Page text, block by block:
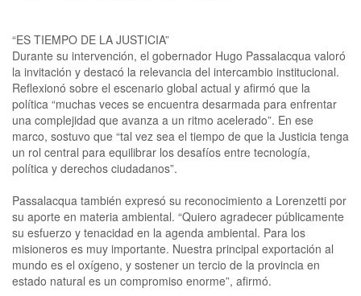
“ES TIEMPO DE LA JUSTICIA”
Durante su intervención, el gobernador Hugo Passalacqua valoró
la invitación y destacó la relevancia del intercambio institucional.
Reflexionó sobre el escenario global actual y afirmó que la
política “muchas veces se encuentra desarmada para enfrentar
una complejidad que avanza a un ritmo acelerado”. En ese
marco, sostuvo que “tal vez sea el tiempo de que la Justicia tenga
un rol central para equilibrar los desafíos entre tecnología,
política y derechos ciudadanos”.
Passalacqua también expresó su reconocimiento a Lorenzetti por
su aporte en materia ambiental. “Quiero agradecer públicamente
su esfuerzo y tenacidad en la agenda ambiental. Para los
misioneros es muy importante. Nuestra principal exportación al
mundo es el oxígeno, y sostener un tercio de la provincia en
estado natural es un compromiso enorme”, afirmó.